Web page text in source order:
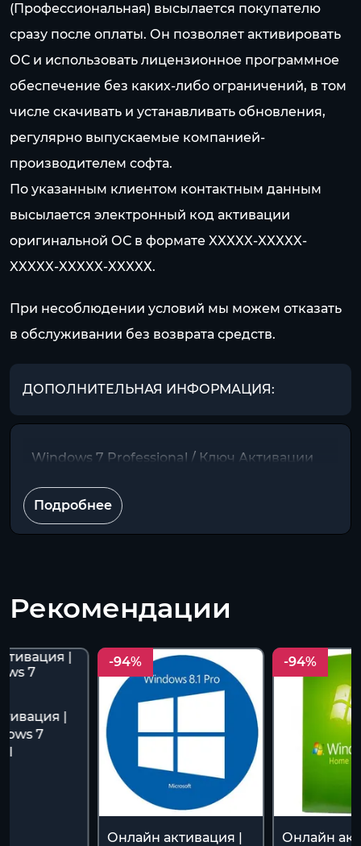
(Профессиональная) высылается покупателю
сразу после оплаты. Он позволяет активировать
ОС и использовать лицензионное программное
обеспечение без каких-либо ограничений, в том
числе скачивать и устанавливать обновления,
регулярно выпускаемые компанией-
производителем софта.
По указанным клиентом контактным данным
высылается электронный код активации
оригинальной ОС в формате XXXXX-XXXXX-
XXXXX-XXXXX-XXXXХ.
При несоблюдении условий мы можем отказать
в обслуживании без возврата средств.
ДОПОЛНИТЕЛЬНАЯ ИНФОРМАЦИЯ:
Windows 7 Professional / Ключ Активации
Подробнее
Рекомендации
|
7
-94%
Онлайн активация |
-94%
Онлайн